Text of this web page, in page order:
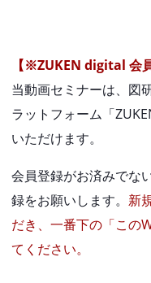
【※ZUKEN digital 会
当動画セミナーは、図
ラットフォーム「
いただけます。
会員登録がお済みでな
録をお願いします。 新
だき、一番下の「この
てください。